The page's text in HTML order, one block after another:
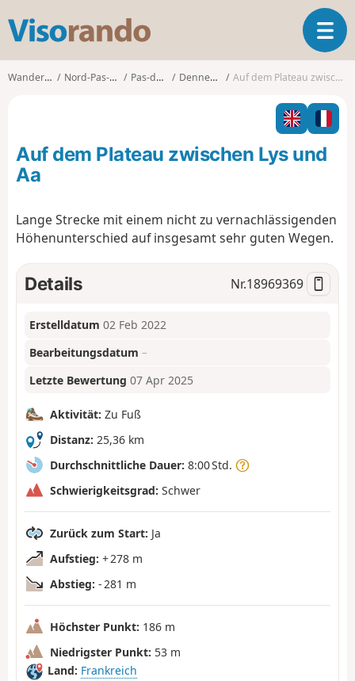
s
o
o
T
o
g
l
n
a
t
o
Wanderungen Nord-Pas-de-Calais Pas-de-Calais Dennebrœucq Auf dem Plateau zwischen Lys und Aa
Auf dem Plateau zwischen Lys und
Aa
Lange Strecke mit einem nicht zu vernachlässigenden
Höhenunterschied auf insgesamt sehr guten Wegen.
Details Nr.18969369
Erstelldatum 02 Feb 2022
Bearbeitungsdatum –
Letzte Bewertung 07 Apr 2025
Aktivität: Zu Fuß
Distanz: 25,36 km
Durchschnittliche Dauer: 8:00 Std.
Schwierigkeitsgrad: Schwer
Zurück zum Start: Ja
Aufstieg: + 278 m
Abstieg: - 281 m
Höchster Punkt: 186 m
Niedrigster Punkt: 53 m
Land: Frankreich